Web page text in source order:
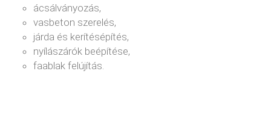
ácsálványozás,
vasbeton szerelés,
járda és kerítésépítés,
nyílászárók beépítése,
faablak felújítás.